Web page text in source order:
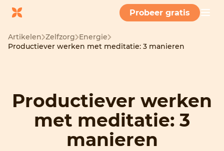
Probeer gratis
Artikelen Zelfzorg Energie
Productiever werken met meditatie: 3 manieren
Productiever werken
met meditatie: 3
manieren